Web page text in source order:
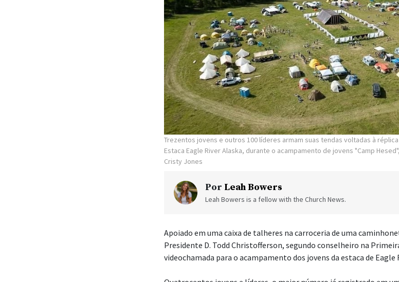
Trezentos jovens e outros 100 líderes armam suas tendas voltadas à
Estaca Eagle River Alaska, durante o acampamento de jovens "Camp
Cristy Jones
Por Leah Bowers
Leah Bowers is a fellow with the Church News.
Apoiado em uma caixa de talheres na carroceria de uma
Presidente D. Todd Christofferson, segundo conselheiro na
videochamada para o acampamento dos jovens da estaca de Eagle